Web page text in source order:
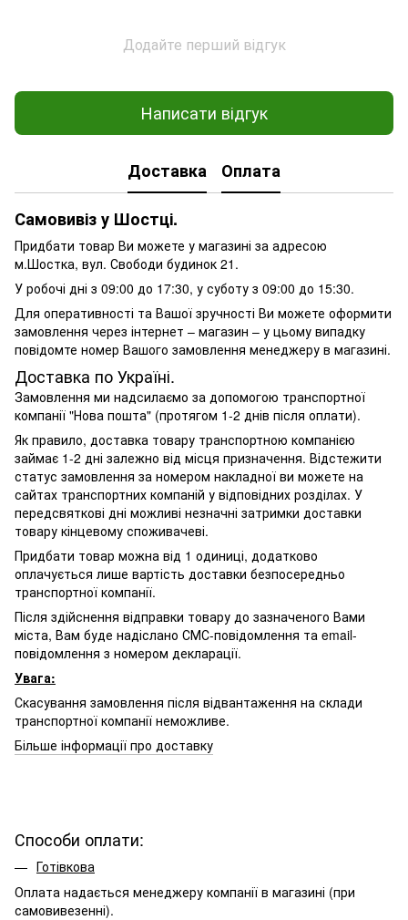
Додайте перший відгук
Написати відгук
Доставка Оплата
Самовивіз у Шостці.
Придбати товар Ви можете у магазині за адресою
м.Шостка, вул. Свободи будинок 21.
У робочі дні з 09:00 до 17:30, у суботу з 09:00 до 15:30.
Для оперативності та Вашої зручності Ви можете оформити
замовлення через інтернет – магазин – у цьому випадку
повідомте номер Вашого замовлення менеджеру в магазині.
Доставка по Україні.
Замовлення ми надсилаємо за допомогою транспортної
компанії "Нова пошта" (протягом 1-2 днів після оплати).
Як правило, доставка товару транспортною компанією
займає 1-2 дні залежно від місця призначення. Відстежити
статус замовлення за номером накладної ви можете на
сайтах транспортних компаній у відповідних розділах. У
передсвяткові дні можливі незначні затримки доставки
товару кінцевому споживачеві.
Придбати товар можна від 1 одиниці, додатково
оплачується лише вартість доставки безпосередньо
транспортної компанії.
Після здійснення відправки товару до зазначеного Вами
міста, Вам буде надіслано СМС-повідомлення та email-
повідомлення з номером декларації.
Увага:
Скасування замовлення після відвантаження на склади
транспортної компанії неможливе.
Більше інформації про доставку
Способи оплати:
Готівкова
Оплата надається менеджеру компанії в магазині (при
самовивезенні).